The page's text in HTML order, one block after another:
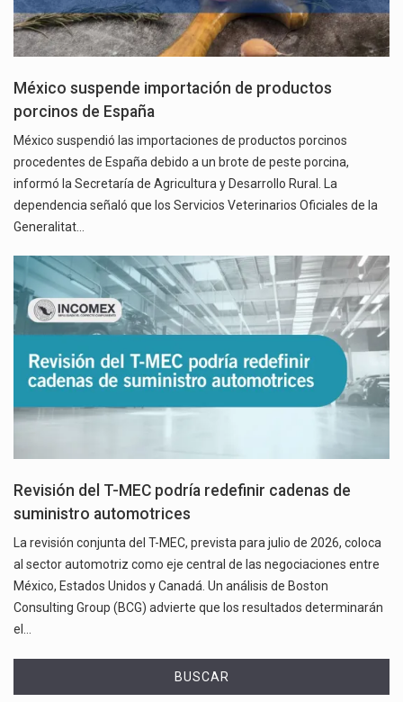
México suspende importación de productos
porcinos de España
México suspendió las importaciones de productos porcinos
procedentes de España debido a un brote de peste porcina,
informó la Secretaría de Agricultura y Desarrollo Rural. La
dependencia señaló que los Servicios Veterinarios Oficiales de la
Generalitat…
Revisión del T-MEC podría redefinir cadenas de
suministro automotrices
La revisión conjunta del T-MEC, prevista para julio de 2026, coloca
al sector automotriz como eje central de las negociaciones entre
México, Estados Unidos y Canadá. Un análisis de Boston
Consulting Group (BCG) advierte que los resultados determinarán
el…
BUSCAR